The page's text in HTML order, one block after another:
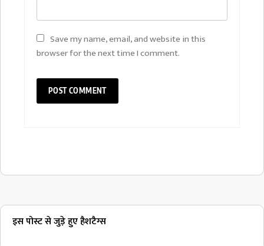
Save my name, email, and website in this
browser for the next time I comment.
इस पोस्ट से जुड़े हुए हैशटैग्स